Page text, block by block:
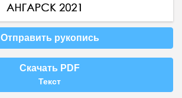
Отправить рукопись
Скачать PDF
Текст